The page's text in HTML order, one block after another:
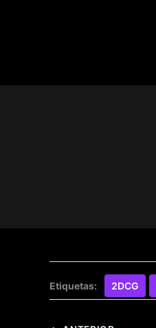
No es fácil dar
Etiquetas: 2DCG